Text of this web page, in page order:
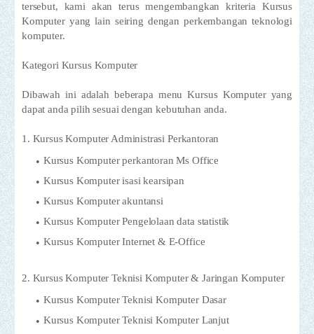
tersebut, kami akan terus mengembangkan kriteria Kursus
Komputer yang lain seiring dengan perkembangan teknologi
komputer.
Kategori Kursus Komputer
Dibawah ini adalah beberapa menu Kursus Komputer yang
dapat anda pilih sesuai dengan kebutuhan anda.
1. Kursus Komputer Administrasi Perkantoran
Kursus Komputer perkantoran Ms Office
Kursus Komputer isasi kearsipan
Kursus Komputer akuntansi
Kursus Komputer Pengelolaan data statistik
Kursus Komputer Internet & E-Office
2. Kursus Komputer Teknisi Komputer & Jaringan Komputer
Kursus Komputer Teknisi Komputer Dasar
Kursus Komputer Teknisi Komputer Lanjut